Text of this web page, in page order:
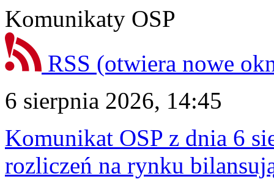
Komunikaty OSP
RSS (otwiera nowe
6 sierpnia 2026, 14:45
Komunikat OSP z dnia 6
rozliczeń na rynku